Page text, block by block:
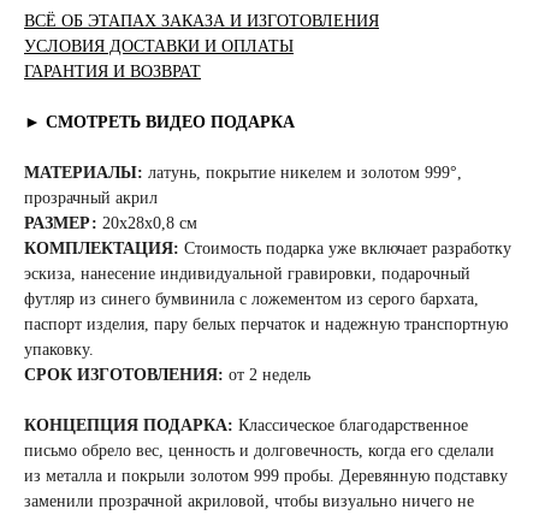
ВСЁ ОБ ЭТАПАХ ЗАКАЗА И ИЗГОТОВЛЕНИЯ
УСЛОВИЯ ДОСТАВКИ И ОПЛАТЫ
ГАРАНТИЯ И ВОЗВРАТ
► СМОТРЕТЬ ВИДЕО ПОДАРКА
МАТЕРИАЛЫ: латунь, покрытие никелем и золотом 999°,
прозрачный акрил
РАЗМЕР: 20x28x0,8 см
КОМПЛЕКТАЦИЯ: Стоимость подарка уже включает разработку
эскиза, нанесение индивидуальной гравировки, подарочный
футляр из синего бумвинила с ложементом из серого бархата,
паспорт изделия, пару белых перчаток и надежную транспортную
упаковку.
СРОК ИЗГОТОВЛЕНИЯ: от 2 недель
КОНЦЕПЦИЯ ПОДАРКА: Классическое благодарственное
письмо обрело вес, ценность и долговечность, когда его сделали
из металла и покрыли золотом 999 пробы. Деревянную подставку
заменили прозрачной акриловой, чтобы визуально ничего не